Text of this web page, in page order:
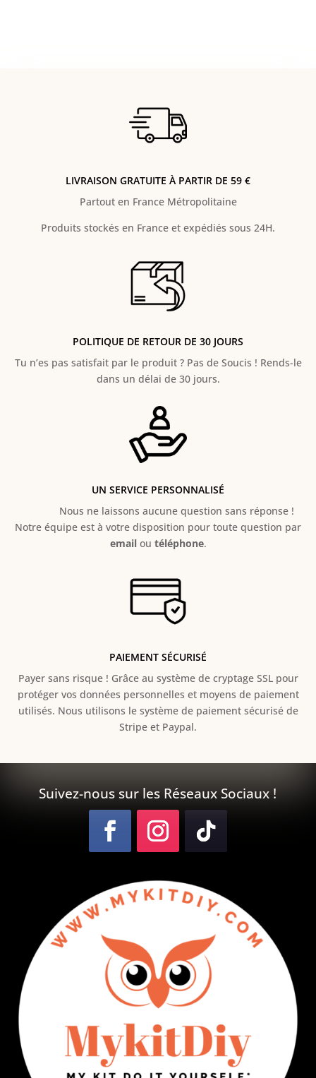
LIVRAISON GRATUITE À PARTIR DE 59 €
Partout en France Métropolitaine
Produits stockés en France et expédiés sous 24H.
POLITIQUE DE RETOUR DE 30 JOURS
Tu n’es pas satisfait par le produit ? Pas de Soucis ! Rends-le
dans un délai de 30 jours.
UN SERVICE PERSONNALISÉ
Nous ne laissons aucune question sans réponse !
Notre équipe est à votre disposition pour toute question par
emailou téléphone.
PAIEMENT SÉCURISÉ
Payer sans risque ! Grâce au système de cryptage SSL pour
protéger vos données personnelles et moyens de paiement
utilisés. Nous utilisons le système de paiement sécurisé de
Stripe et Paypal.
Suivez-nous sur les Réseaux Sociaux !